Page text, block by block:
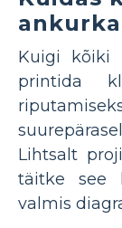
Kuigi kõiki
printida
Lihtsalt
täitke see
valmis